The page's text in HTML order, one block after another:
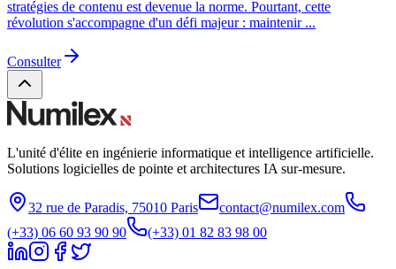
stratégies de contenu est devenue la norme. Pourtant, cette
révolution s'accompagne d'un défi majeur : maintenir ...
Consulter
L'unité d'élite en ingénierie informatique et intelligence artificielle.
Solutions logicielles de pointe et architectures IA sur-mesure.
32 rue de Paradis, 75010 Paris
contact@numilex.com
(+33) 06 60 93 90 90
(+33) 01 82 83 98 00